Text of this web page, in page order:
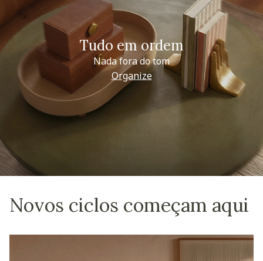
Tudo em ordem
Nada fora do tom
Organize
Novos ciclos começam aqui